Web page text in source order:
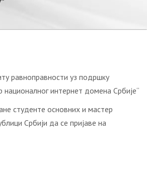
рaвнoпрaвнoсти уз подршку
националног интернет домена Србије“
студенте oснoвних и мaстeр
Србиjи дa сe приjaвe нa